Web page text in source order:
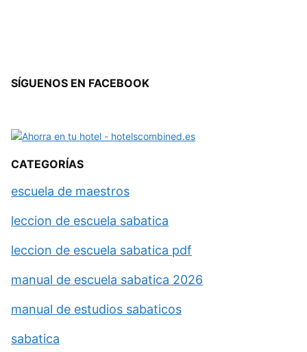
SÍGUENOS EN FACEBOOK
CATEGORÍAS
escuela de maestros
leccion de escuela sabatica
leccion de escuela sabatica pdf
manual de escuela sabatica 2026
manual de estudios sabaticos
sabatica